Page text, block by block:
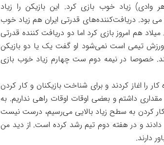
وادی) زیاد خوب بازی کرد. این بازیکن را زیاد
می بود. دریافت‌کننده‌های قدرتی ایران هم زیاد خوب
میلاد هم امروز بازی کرد اما دو دریافت کننده قدرتی
ورزش تیمی است نمی‌شود او گفت یک یا دو بازیکن
خصوصا در نیمه دوم ست چهارم زیاد خوب بازی
را اغاز کردند و برای شناخت بازیکنان و کار کردن
داشتم و بعضی اوقات اوقات راهی نداریم. به
کار کردن به سطح زیاد بالایی می‌رسیم، درست نیست
و در هفته دوم تیم رشد کرده است. از دید من
دارند.